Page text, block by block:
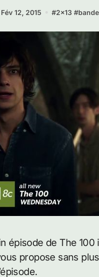
Fév 12, 2015 #2x13 #
propose sans